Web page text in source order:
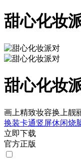
甜心化妆
甜心化妆
画上精致妆容换上靓
换装卡通竖屏休闲烧
立即下载
官方正版